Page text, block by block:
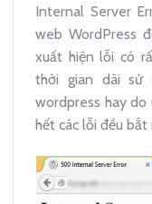
Internal Server
web WordPress
xuất hiện lỗi có
thời gian dài sử
wordpress hay do
hết các lỗi đều